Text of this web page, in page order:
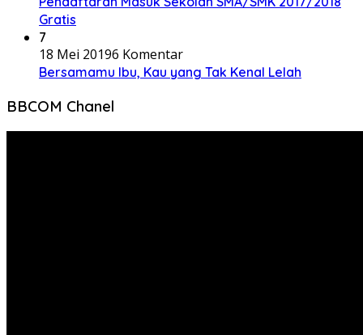
Gratis
7
18 Mei 20196 Komentar
Bersamamu Ibu, Kau yang Tak Kenal Lelah
BBCOM Chanel